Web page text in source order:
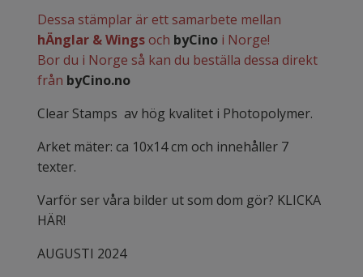
Dessa stämplar är ett samarbete mellan
hÄnglar & Wingsoch byCino i Norge!
Bor du i Norge så kan du beställa dessa direkt
från byCino.no
Clear Stamps av hög kvalitet i Photopolymer.
Arket mäter: ca 10x14 cm och innehåller 7
texter.
Varför ser våra bilder ut som dom gör? KLICKA
HÄR!
AUGUSTI 2024